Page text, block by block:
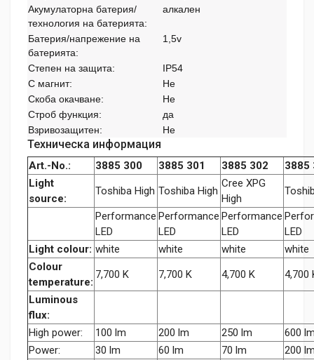
Акумулаторна батерия/
технология на батерията:
алкален
Батерия/напрежение на
батерията:
1,5v
Степен на защита:
IP54
С магнит:
Не
Скоба окачване:
Не
Строб функция:
да
Взривозащитен:
Не
Техническа информация
Art.-No.: 3885 300 3885 301 3885 302
3885
Light
source:
Toshiba High Toshiba High
Cree XPG
High
Performance
LED
Performance
LED
Performance
LED
LED
Light colour: white white white
white
Colour
temperature:
7,700 K 7,700 K 4,700 K
4,700
Luminous
flux:
High power:
100 lm 200 lm 250 lm
600
Power:
30 lm 60 lm 70 lm
200